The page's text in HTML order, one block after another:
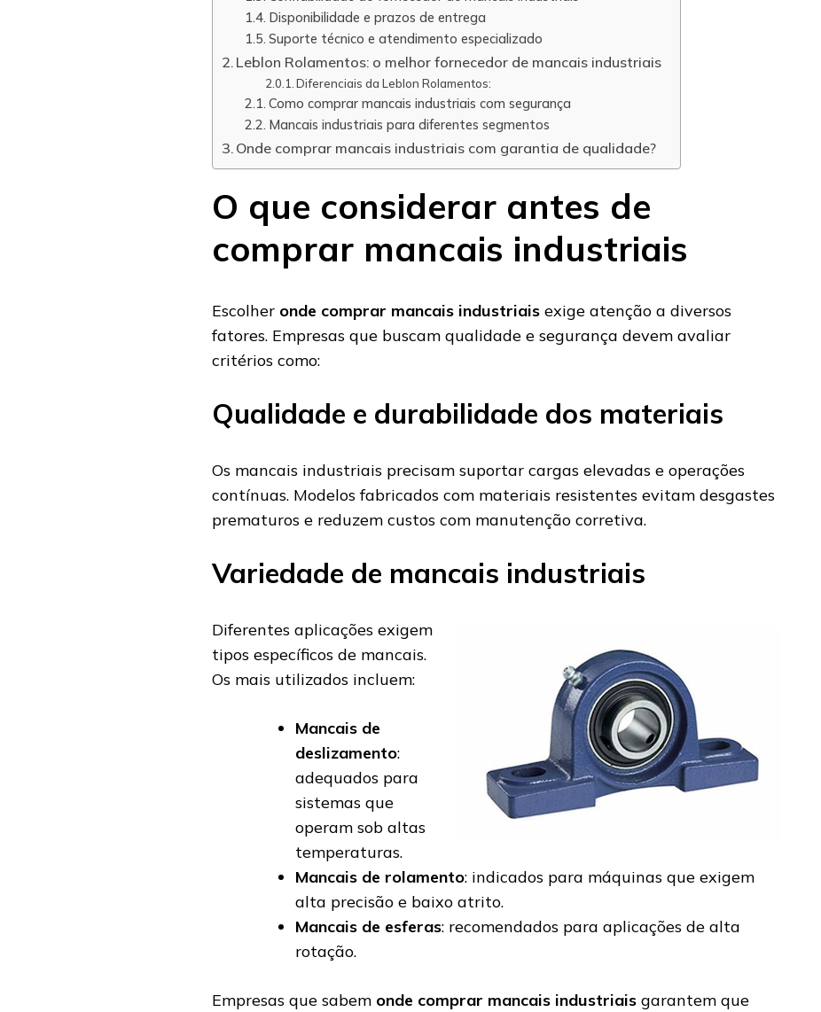
Disponibilidade e prazos de entrega
Suporte técnico e atendimento especializado
Leblon Rolamentos: o melhor fornecedor de mancais industriais
Diferenciais da Leblon Rolamentos:
Como comprar mancais industriais com segurança
Mancais industriais para diferentes segmentos
Onde comprar mancais industriais com garantia de qualidade?
O que considerar antes de
comprar mancais industriais
Escolher onde comprar mancais industriais exige atenção a diversos
fatores. Empresas que buscam qualidade e segurança devem avaliar
critérios como:
Qualidade e durabilidade dos materiais
Os mancais industriais precisam suportar cargas elevadas e operações
contínuas. Modelos fabricados com materiais resistentes evitam desgastes
prematuros e reduzem custos com manutenção corretiva.
Variedade de mancais industriais
Diferentes aplicações exigem
tipos específicos de mancais.
Os mais utilizados incluem:
Mancais de
deslizamento:
adequados para
sistemas que
operam sob altas
temperaturas.
Mancais de rolamento: indicados para máquinas que exigem
alta precisão e baixo atrito.
Mancais de esferas: recomendados para aplicações de alta
rotação.
Empresas que sabem onde comprar mancais industriais garantem que